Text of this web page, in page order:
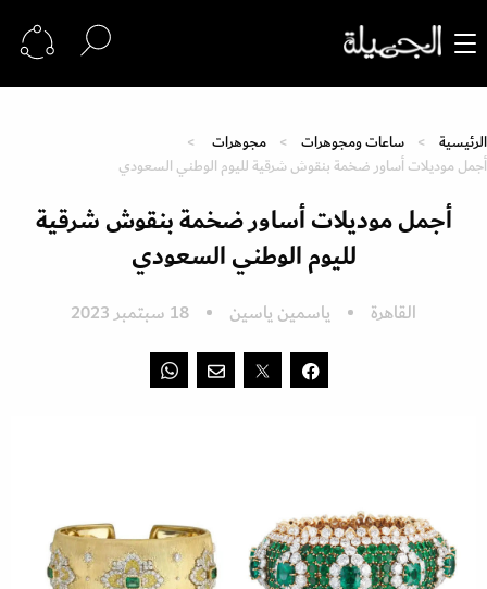
الرئيسية ساعات ومجوهرات
مجوهرات
أجمل موديلات أساور ضخمة بنقوش شرقية لليوم الوطني السعودي
أجمل موديلات أساور ضخمة بنقوش شرقية
لليوم الوطني السعودي
القاهرة ياسمين ياسين 18 سبتمبر 2023